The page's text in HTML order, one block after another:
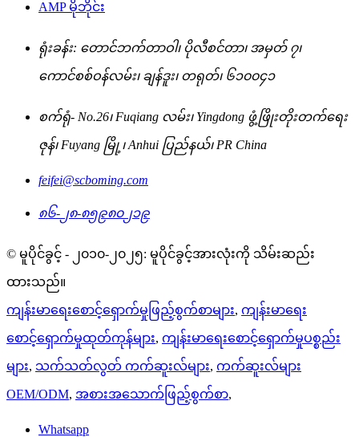
AMP မိုဘိုင်း
ရုံးခန်း: တောင်ဘက်တာဝါ၊ ပိုလီစင်တာ၊ အမှတ် ၇၊
ကောင်စစ်ဝန်လမ်း၊ ချန်ဒူး၊ တရုတ်၊ ၆၁၀၀၄၁
စက်ရုံ- No.26၊ Fuqiang လမ်း၊ Yingdong ဖွံ့ဖြိုးတိုးတက်ရေး
ဇုန်၊ Fuyang မြို့၊ Anhui ပြည်နယ်၊ PR China
feifei@scboming.com
၈၆-၂၈-၈၅၉၈၀၂၁၉
© မူပိုင်ခွင့် - ၂၀၁၀-၂၀၂၅: မူပိုင်ခွင့်အားလုံးကို သိမ်းဆည်း
ထားသည်။
ကျန်းမာရေးစောင့်ရှောက်မှုဖြည့်စွက်စာများ, ကျန်းမာရေး
စောင့်ရှောက်မှုထုတ်ကုန်များ, ကျန်းမာရေးစောင့်ရှောက်မှုပစ္စည်း
များ, သက်သတ်လွတ် ကက်ဆူးလ်များ, ကက်ဆူးလ်များ
OEM/ODM, အစားအသောက်ဖြည့်စွက်စာ,
Whatsapp